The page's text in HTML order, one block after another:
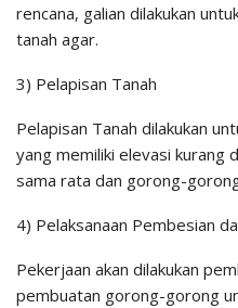
rencana, galian dilakukan
tanah agar.
3) Pelapisan Tanah
Pelapisan Tanah dilakukan
yang memiliki elevasi kurang
sama rata dan gorong-
4) Pelaksanaan Pembesian
Pekerjaan akan dilakukan
pembuatan gorong-gorong